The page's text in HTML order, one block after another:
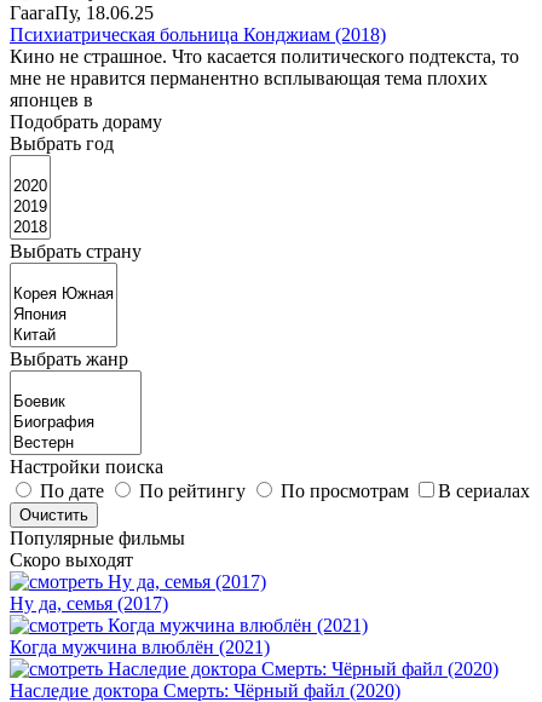
ГаагаПу, 18.06.25
Психиатрическая больница Конджиам (2018)
Кино не страшное. Что касается политического подтекста, то
мне не нравится перманентно всплывающая тема плохих
японцев в
Подобрать дораму
Выбрать год
Выбрать страну
Выбрать жанр
Настройки поиска
По дате
По рейтингу По просмотрам В сериалах
Популярные фильмы
Скоро выходят
Ну да, семья (2017)
Когда мужчина влюблён (2021)
Наследие доктора Смерть: Чёрный файл (2020)